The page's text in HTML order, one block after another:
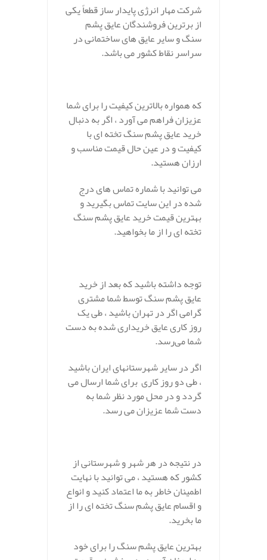
شرکت مهار انرژی پایدار ساز قطعاً یکی
از برترین فروشندگان عایق پشم
سنگ و سایر عایق های ساختمانی در
سراسر نقاط کشور می باشد.
که همواره بالاترین کیفیت را برای شما
عزیزان فراهم می آورد ، اگر به دنبال
خرید عایق پشم سنگ تخته ای با
کیفیت و در عین حال قیمت مناسب و
ارزان هستید.
می توانید با شماره تماس های درج
شده در این سایت تماس بگیرید و
بهترین قیمت خرید عایق پشم سنگ
تخته ای را از ما بخواهید.
توجه داشته باشید که بعد از خرید
عایق پشم سنگ توسط شما مشتری
گرامی اگر در تهران باشید ، طی یک
روز کاری عایق خریداری شده به دست
شما می‌رسد.
اگر در سایر شهرستانهای ایران باشید
، طی دو روز کاری برای شما ارسال می
گردد و در محل مورد نظر شما به
دست شما عزیزان می رسد.
در نتیجه در هر شهر و شهرستانی از
کشور که هستید ، می توانید با نهایت
اطمینان خاطر به ما اعتماد کنید و انواع
و اقسام عایق پشم سنگ تخته ای را از
ما بخرید.
بهترین عایق پشم سنگ را برای خود